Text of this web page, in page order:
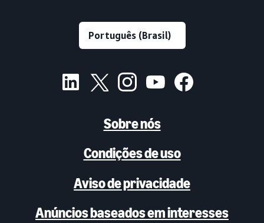
Sobre nós
Condições de uso
Aviso de privacidade
Anúncios baseados em interesses